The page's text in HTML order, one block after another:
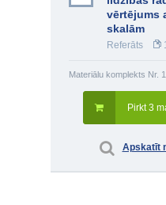
vērtējums
skalām
Referāts
Materiālu komplekts Nr.
Pirkt 3
Apskatīt